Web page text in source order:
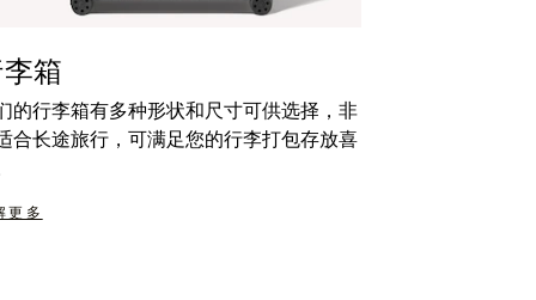
箱
的行李箱有多种形状和尺寸可供选择，非
合长途旅行，可满足您的行李打包存放喜
更多